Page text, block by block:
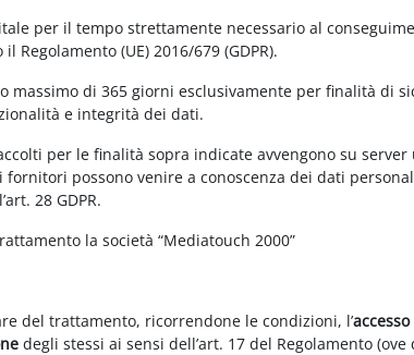
per il tempo strettamente necessario al
(UE) 2016/679 (GDPR).
massimo di 365 giorni esclusivamente per finalità di
e integrità dei dati.
per le finalità sopra indicate avvengono su
possono venire a conoscenza dei dati
28 GDPR.
la società “Mediatouch 2000”
del trattamento, ricorrendone le condizioni, l’accesso
degli stessi ai sensi dell’art. 17 del Regolamento